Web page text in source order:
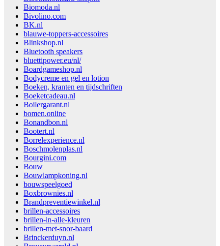
Biomoda.nl
Bivolino.com
BK.nl
blauwe-toppers-accessoires
Blinkshop.nl
Bluetooth speakers
bluettipower.eu/nl/
Boardgameshop.nl
Bodycreme en gel en lotion
Boeken, kranten en tijdschriften
Boeketcadeau.nl
Boilergarant.nl
bomen.online
Bonandbon.nl
Bootert.nl
Borrelexperience.nl
Boschmolenplas.nl
Bourgini.com
Bouw
Bouwlampkoning.nl
bouwspeelgoed
Boxbrownies.nl
Brandpreventiewinkel.nl
brillen-accessoires
brillen-in-alle-kleuren
brillen-met-snor-baard
Brinckerduyn.nl